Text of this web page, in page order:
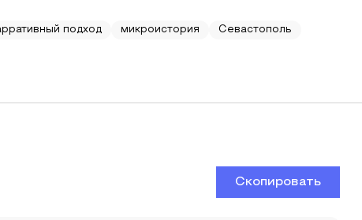
подход микроистория Севастополь
Скопировать